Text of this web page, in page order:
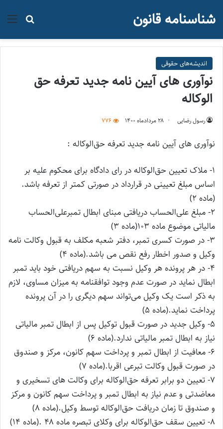
جستجو شناسنامه قانون
اندیشه‌های حقوقی
نوآوری های آیین نامه جدید تعرفه حق
الوکاله
رسول رضایی ۲۸ مرداد‌ماه ۱۴۰۰ 776
نوآوری های آیین نامه جدید تعرفه حق‌الوکاله :
1- ملاک تعیین حق‌الوکاله در رای دادگاه برای محکوم علیه بر
اساس مبلغ تعیینی در قرارداد در صورتی کمتر از تعرفه باشد.
(ماده ۲)
2- مبلغ علی‌الحساب دریافتی مبنای ابطال تمبرعلی‌الحساب
مالیاتی موضوع ماده ۱۰۳(ماده ۳)
3- در صورت کسری تمبر، دفتر شعبه مکلف به قبول وکالت نامه
وکیل و صدور اخطار رفع نقص می باشد.(ماده ۴)
4- در هر پرونده هر وکیل نسبت به سهم دریافتی خود باید تمبر
ابطال نماید در صورت عدم وجود توافقنامه به میزان مساوی، لازم
به ذکر است یک وکیل می‌تواند سهم دیگری را در آن پرونده
پرداخت نماید.(ماده ۵)
5- وکیل جدید در صورت قبول توکیل پس از ابطال تمبر مالیاتی
نیاز به ابطال تمبر مالیاتی ندارد.(ماده ۶)
6- معافیت از ابطال تمبر و پرداخت سهم کانون، مرکز و صندوق
در صورت قبول وکالت تبرعی اقربا.(ماده ۷)
7- تعیین دو برابر تعرفه حق‌الوکاله برای وکالت های تسخیری و
معاضدتی و عدم نیاز به ابطال تمبر و پرداخت سهم کانون و مرکز
و صندوق تا زمان دریافت حق‌الوکاله توسط وکیل.(ماده ۸)
8- تعیین سقف حق‌الوکاله برای وکلای تبصره ماده ۴۸ .(ماده ۱۴)